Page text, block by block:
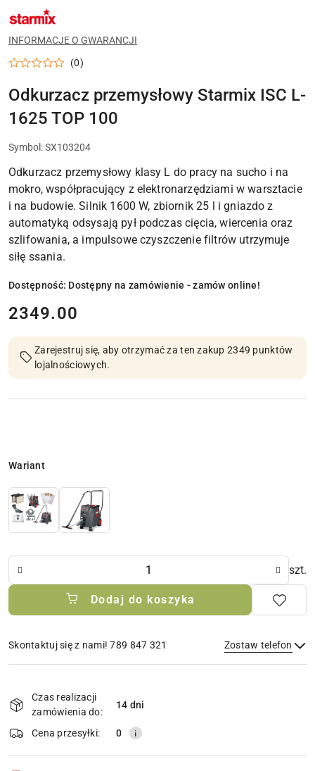
NAZWA
PRODUCENTA:
INFORMACJE O GWARANCJI
(0)
Odkurzacz przemysłowy Starmix ISC L-
1625 TOP 100
Symbol:SX103204
Odkurzacz przemysłowy klasy L do pracy na sucho i na
mokro, współpracujący z elektronarzędziami w warsztacie
i na budowie. Silnik 1600 W, zbiornik 25 l i gniazdo z
automatyką odsysają pył podczas cięcia, wiercenia oraz
szlifowania, a impulsowe czyszczenie filtrów utrzymuje
siłę ssania.
Dostępność: Dostępny na zamówienie - zamów online!
cena:
2349.00
Zarejestruj się, aby otrzymać za ten zakup 2349 punktów
lojalnościowych.
Wariant
Wariant
szt.
Dodaj do koszyka
Skontaktuj się z nami! 789 847 321 Zostaw telefon
Wyślij
dostawa
Czas realizacji
zamówienia do:
14 dni
Cena przesyłki: 0